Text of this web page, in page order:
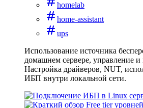
homelab
home-assistant
ups
Использование источника
домашнем сервере, управление и
Настройка драйверов, NUT,
ИБП внутри локальной сети.